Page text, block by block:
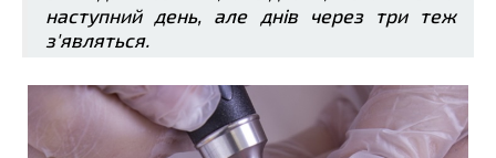
наступний день, але днів через три теж
з'являться.